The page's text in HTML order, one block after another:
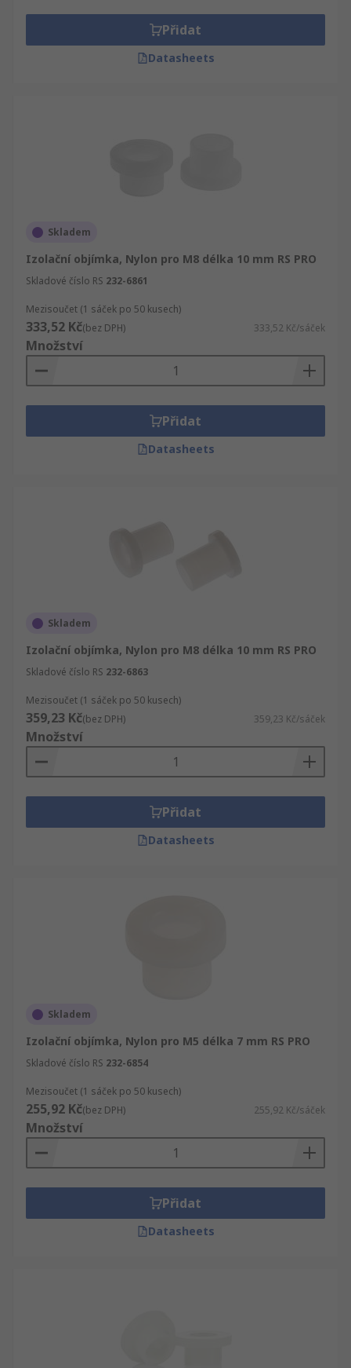
montážní prvky a Upevňovací a montážní prvky.
Jako naši zákaznící si můžete prohlédnout
kompletní nabídku sekce Mechanické produkty a
Přidat
Datasheets
Skladem
Izolační objímka, Nylon pro M8 délka 10 mm RS PRO
Skladové číslo RS 232-6861
Mezisoučet (1 sáček po 50 kusech)
333,52 Kč(bez DPH) 333,52 Kč/sáček
Množství
Přidat
Datasheets
Skladem
Izolační objímka, Nylon pro M8 délka 10 mm RS PRO
Skladové číslo RS 232-6863
Mezisoučet (1 sáček po 50 kusech)
359,23 Kč(bez DPH) 359,23 Kč/sáček
Množství
Přidat
Datasheets
Skladem
Izolační objímka, Nylon pro M5 délka 7 mm RS PRO
Skladové číslo RS 232-6854
Mezisoučet (1 sáček po 50 kusech)
255,92 Kč(bez DPH) 255,92 Kč/sáček
Množství
Přidat
Datasheets